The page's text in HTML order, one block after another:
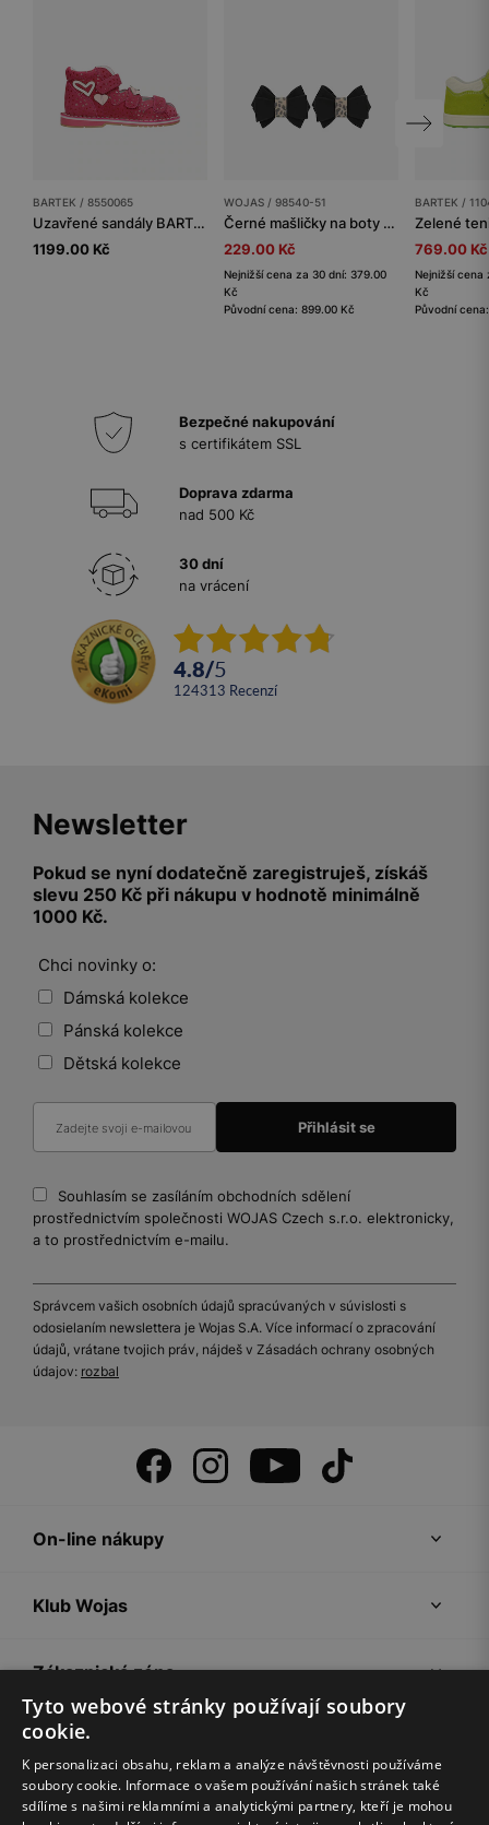
BARTEK / 8550065
Uzavřené sandály BARTEK, 85500-65, pro holčičky, růžové
1199.00 Kč
WOJAS / 98540-51
Černé mašličky na boty se stuhou s leopardím vzorem
229.00 Kč
Nejnižší cena za 30 dní: 379.00
Kč
Původní cena: 899.00 Kč
BARTEK /
769.00 Kč
Nejnižší cena
Kč
Původní
Bezpečné nakupování
s certifikátem SSL
Doprava zdarma
nad 500 Kč
30 dní
na vrácení
4.8/5
124313 recenzí
Newsletter
Pokud se nyní dodatečně zaregistruješ, získáš
slevu 250 Kč při nákupu v hodnotě minimálně
1000 Kč.
Chci novinky o:
Dámská kolekce
Pánská kolekce
Dětská kolekce
Souhlasím se zasíláním obchodních sdělení
prostřednictvím společnosti WOJAS Czech s.r.o. elektronicky,
a to prostřednictvím e-mailu.
Správcem vašich osobních údajů spracúvaných v súvislosti s
odosielaním newslettera je Wojas S.A. Více informací o zpracování
údajů, vrátane tvojich práv, nájdeš v Zásadách ochrany osobných
údajov: rozbal
On-line nákupy
Klub Wojas
Zákaznická zóna
Společnost Wojas
Rady
Tyto webové stránky používají soubory
cookie.
K personalizaci obsahu, reklam a analýze návštěvnosti používáme
soubory cookie. Informace o vašem používání našich stránek také
sdílíme s našimi reklamními a analytickými partnery, kteří je mohou